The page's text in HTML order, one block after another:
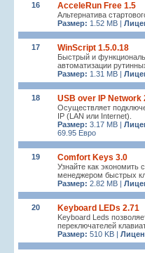
16 AcceleRun Free 1.5
Альтернатива
Размер: 1.52 MB |
17 WinScript 1.5.0.18
Быстрый и
автоматизации
Размер: 1.31 MB |
18 USB over IP Network
Осуществляет
IP (LAN или Internet).
Размер: 3.17 MB |
69.95 Евро
19 Comfort Keys 3.0
Узнайте как
менеджером быстрых
Размер: 2.82 MB |
20 Keyboard LEDs 2.71
Keyboard Leds
переключателей
Размер: 510 KB |